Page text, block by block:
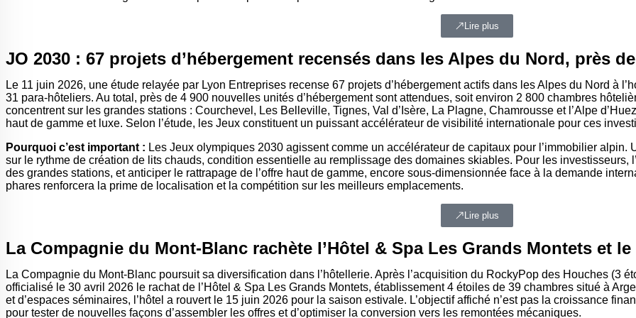
Lire plus
JO 2030 : 67 projets d’hébergement recensés dans les Alpes du Nord, près
Le 11 juin 2026, une étude relayée par Lyon Entreprises recense 67 projets d’hébergement actifs dans les Alpes du Nord à
31 para-hôteliers. Au total, près de 4 900 nouvelles unités d’hébergement sont attendues, soit environ 2 800 chambres
concentrent sur les grandes stations : Courchevel, Les Belleville, Tignes, Val d’Isère, La Plagne, Chamrousse et l’Alpe
haut de gamme et luxe. Selon l’étude, les Jeux constituent un puissant accélérateur de visibilité internationale pour ces
Pourquoi c’est important : Les Jeux olympiques 2030 agissent comme un accélérateur de capitaux pour l’immobilier
sur le rythme de création de lits chauds, condition essentielle au remplissage des domaines skiables. Pour les investisseurs,
des grandes stations, et anticiper le rattrapage de l’offre haut de gamme, encore sous-dimensionnée face à la demande
phares renforcera la prime de localisation et la compétition sur les meilleurs emplacements.
Lire plus
La Compagnie du Mont-Blanc rachète l’Hôtel & Spa Les Grands Montets et
La Compagnie du Mont-Blanc poursuit sa diversification dans l’hôtellerie. Après l’acquisition du RockyPop des Houches (3
officialisé le 30 avril 2026 le rachat de l’Hôtel & Spa Les Grands Montets, établissement 4 étoiles de 39 chambres situé à
et d’espaces séminaires, l’hôtel a rouvert le 15 juin 2026 pour la saison estivale. L’objectif affiché n’est pas la croissance
pour tester de nouvelles façons d’assembler les offres et d’optimiser la conversion vers les remontées mécaniques.